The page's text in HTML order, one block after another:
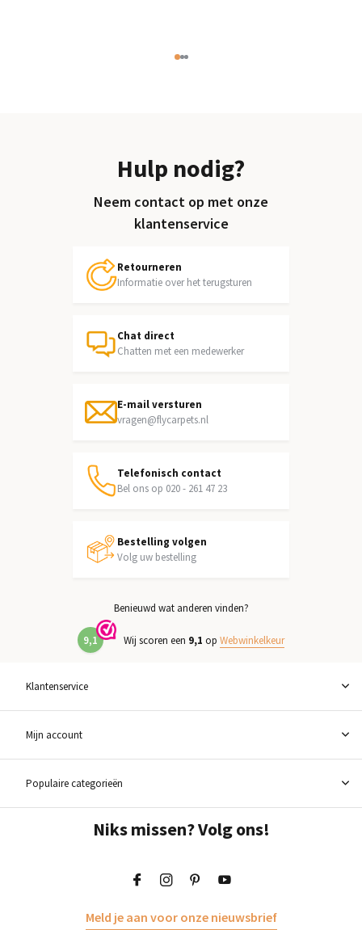
Hulp nodig?
Neem contact op met onze
klantenservice
Retourneren
Informatie over het terugsturen
Chat direct
Chatten met een medewerker
E-mail versturen
vragen@flycarpets.nl
Telefonisch contact
Bel ons op 020 - 261 47 23
Bestelling volgen
Volg uw bestelling
Benieuwd wat anderen vinden?
9,1 Wij scoren een 9,1 op Webwinkelkeur
Klantenservice
Mijn account
Populaire categorieën
Niks missen? Volg ons!
Meld je aan voor onze nieuwsbrief